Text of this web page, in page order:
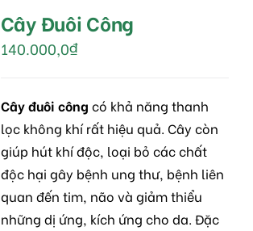
Cây Đuôi Công
140.000,0₫
Cây đuôi công có khả năng thanh
lọc không khí rất hiệu quả. Cây còn
giúp hút khí độc, loại bỏ các chất
độc hại gây bệnh ung thư, bệnh liên
quan đến tim, não và giảm thiểu
những dị ứng, kích ứng cho da. Đặc